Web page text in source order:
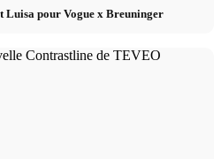
Luisa pour Vogue x Breuninger